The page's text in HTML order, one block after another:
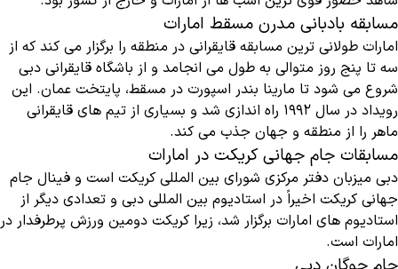
مسابقه بادبانی مدرن مسقط امارات
امارات طولانی ترین مسابقه قایقرانی در منطقه را برگزار می کند که از
سه تا پنج روز متوالی به طول می انجامد و از باشگاه قایقرانی دبی
شروع می شود تا مارینا بندر اسپورت در مسقط، پایتخت عمان. این
رویداد در سال 1992 راه اندازی شد و بسیاری از تیم های قایقرانی
ماهر را از منطقه و جهان جذب می کند.
مسابقات جام جهانی کریکت در امارات
دبی میزبان دفتر مرکزی شورای بین ‌المللی کریکت است و فینال جام
جهانی کریکت اخیراً در استادیوم بین ‌المللی دبی و تعدادی دیگر از
استادیوم‌ های امارات برگزار شد، زیرا کریکت دومین ورزش پرطرفدار در
امارات است.